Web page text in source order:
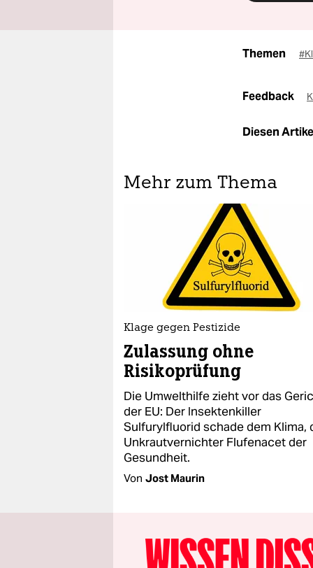
Themen
Feedback
Diesen
Mehr zum Thema
Klage gegen Pestizide
Zulassung ohne
Risikoprüfung
Die Umwelthilfe zieht vor das
der EU: Der Insektenkiller
Sulfurylfluorid schade dem Klima,
Unkrautvernichter Flufenacet der
Gesundheit.
Von Jost Maurin